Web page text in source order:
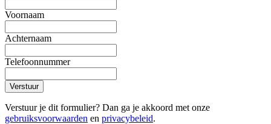
Voornaam
Achternaam
Telefoonnummer
Verstuur
Verstuur je dit formulier? Dan ga je akkoord met onze
gebruiksvoorwaarden en privacybeleid.